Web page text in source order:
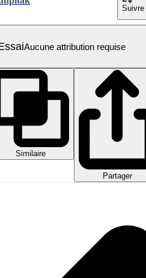
Suivre
Aucune attribution requise
Similaire
Partager